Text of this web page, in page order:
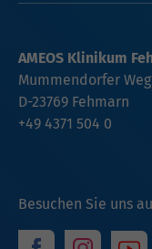
Besuchen Sie uns
AMEOS Klinikum
Mummendorfer Weg
D-23769 Fehmarn
+49 4371 504 0